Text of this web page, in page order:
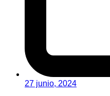
27 junio, 2024